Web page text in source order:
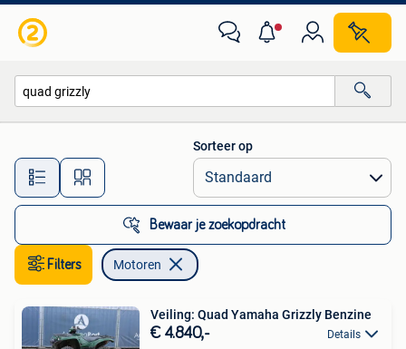
Alle afstanden…
Sorteer op
Bewaar je zoekopdracht
Filters Motoren
Veiling: Quad Yamaha Grizzly Benzine
€ 4.840,- Details